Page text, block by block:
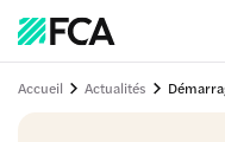
Accueil Actualités